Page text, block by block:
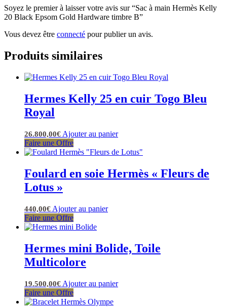
Soyez le premier à laisser votre avis sur “Sac à main Hermès Kelly
20 Black Epsom Gold Hardware timbre B”
Vous devez être connecté pour publier un avis.
Produits similaires
Hermes Kelly 25 en cuir Togo Bleu
Royal
26.800,00€ Ajouter au panier
Faire une Offre
Foulard en soie Hermès « Fleurs de
Lotus »
440,00€ Ajouter au panier
Faire une Offre
Hermes mini Bolide, Toile
Multicolore
19.500,00€ Ajouter au panier
Faire une Offre